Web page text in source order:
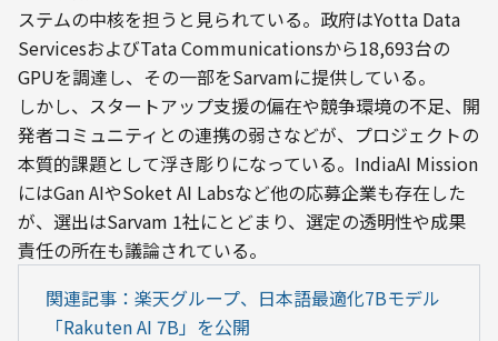
ステムの中核を担うと見られている。政府はYotta Data
ServicesおよびTata Communicationsから18,693台の
GPUを調達し、その一部をSarvamに提供している。
しかし、スタートアップ支援の偏在や競争環境の不足、開
発者コミュニティとの連携の弱さなどが、プロジェクトの
本質的課題として浮き彫りになっている。IndiaAI Mission
にはGan AIやSoket AI Labsなど他の応募企業も存在した
が、選出はSarvam 1社にとどまり、選定の透明性や成果
責任の所在も議論されている。
関連記事：楽天グループ、日本語最適化7Bモデル
「Rakuten AI 7B」を公開